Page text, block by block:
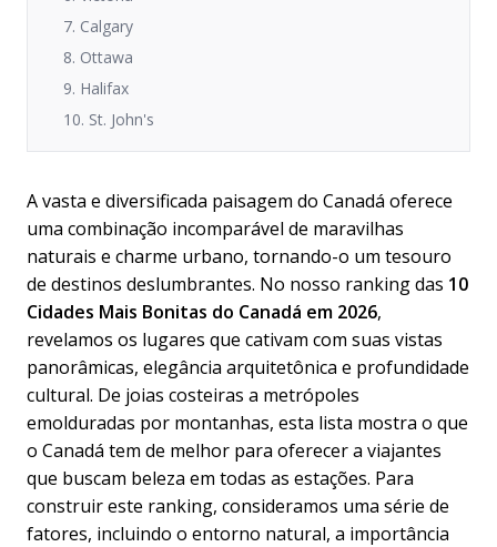
7. Calgary
8. Ottawa
9. Halifax
10. St. John's
A vasta e diversificada paisagem do Canadá oferece
uma combinação incomparável de maravilhas
naturais e charme urbano, tornando-o um tesouro
de destinos deslumbrantes. No nosso ranking das 10
Cidades Mais Bonitas do Canadá em 2026,
revelamos os lugares que cativam com suas vistas
panorâmicas, elegância arquitetônica e profundidade
cultural. De joias costeiras a metrópoles
emolduradas por montanhas, esta lista mostra o que
o Canadá tem de melhor para oferecer a viajantes
que buscam beleza em todas as estações. Para
construir este ranking, consideramos uma série de
fatores, incluindo o entorno natural, a importância